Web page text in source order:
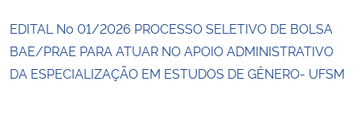
EDITAL No 01/2026 PROCESSO SELETIVO DE BOLSA
BAE/PRAE PARA ATUAR NO APOIO ADMINISTRATIVO
DA ESPECIALIZAÇÃO EM ESTUDOS DE GÊNERO- UFSM